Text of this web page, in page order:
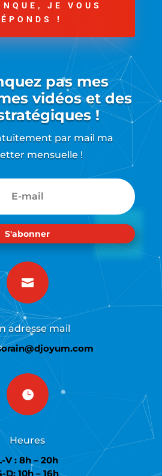
JE VOUS
!
pas mes
vidéos et des
!
par mail ma
mensuelle !
S'abonner

adresse mail

Heures
V : 8h – 20h
D: 10h – 16h